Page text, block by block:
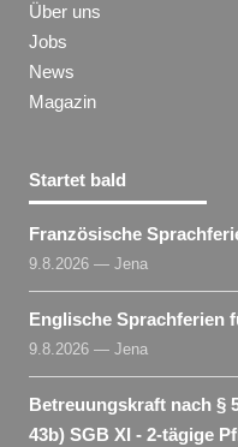
Über uns
Jobs
News
Magazin
Startet bald
Französische
9.8.2026 — Jena
Englische Sprachferien
9.8.2026 — Jena
Betreuungskraft nach §
43b) SGB XI - 2-tägige